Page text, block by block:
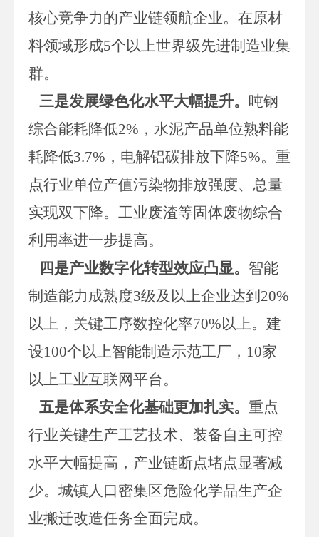
核心竞争力的产业链领航企业。在原材
料领域形成5个以上世界级先进制造业集
群。
三是发展绿色化水平大幅提升。 吨钢
综合能耗降低2%，水泥产品单位熟料能
耗降低3.7%，电解铝碳排放下降5%。重
点行业单位产值污染物排放强度、总量
实现双下降。工业废渣等固体废物综合
利用率进一步提高。
四是产业数字化转型效应凸显。 智能
制造能力成熟度3级及以上企业达到20%
以上，关键工序数控化率70%以上。建
设100个以上智能制造示范工厂，10家
以上工业互联网平台。
五是体系安全化基础更加扎实。 重点
行业关键生产工艺技术、装备自主可控
水平大幅提高，产业链断点堵点显著减
少。城镇人口密集区危险化学品生产企
业搬迁改造任务全面完成。